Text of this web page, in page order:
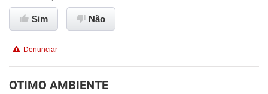
Recomenda esta empresa
Recomenda a diretoria
Sim Não
Denunciar
OTIMO AMBIENTE